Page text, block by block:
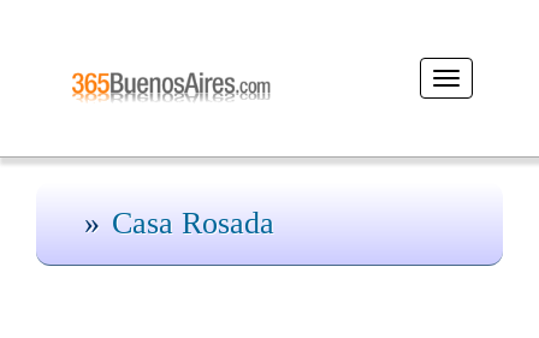
Desplegar
navegación
Casa Rosada